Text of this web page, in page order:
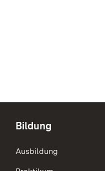
Bildung
Ausbildung